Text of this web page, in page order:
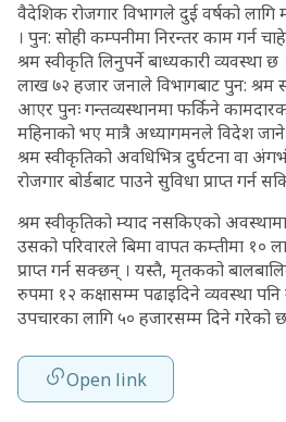
वैदेशिक रोजगार विभागले दुई वर्षको लागि
। पुन: सोही कम्पनीमा निरन्तर काम गर्न
श्रम स्वीकृति लिनुपर्ने बाध्यकारी व्यवस्था
लाख ७२ हजार जनाले विभागबाट पुन: श्रम
आएर पुनः गन्तव्यस्थानमा फर्किने
महिनाको भए मात्रै अध्यागमनले विदेश
श्रम स्वीकृतिको अवधिभित्र दुर्घटना वा
रोजगार बोर्डबाट पाउने सुविधा प्राप्त गर्न
श्रम स्वीकृतिको म्याद नसकिएको
उसको परिवारले बिमा वापत कम्तीमा १०
प्राप्त गर्न सक्छन् । यस्तै, मृतकको
रुपमा १२ कक्षासम्म पढाइदिने व्यवस्था
उपचारका लागि ५० हजारसम्म दिने गरेको
Open link